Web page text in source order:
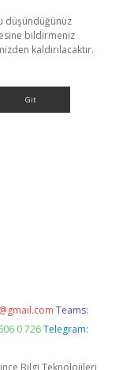
düşündüğünüz
bildirmeniz
kaldırılacaktır.
Teams:
0 726 Telegram:
Bilgi Teknolojileri